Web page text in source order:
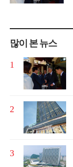
많이 본 뉴스